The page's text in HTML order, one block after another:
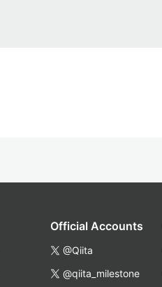
Official Accounts
@Qiita
@qiita_milestone